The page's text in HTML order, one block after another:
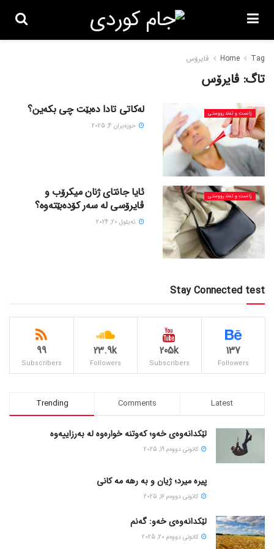
Home Tag ڤایرۆس
تاگ: ڤایرۆس
زانست و تەندرووستی لەکاتی تادا دەبێت چی بکەین؟
حوزه‌یران 4, 2025
زانست و تەندرووستی
ئایا جانتای ژنان میکرۆب و
ڤایرۆسی لە سەر کۆدەبێتەوە؟
ئه‌یلول 20, 2024
Stay Connected test
137
Followers
205k
Subscribers
23.9k
Followers
99
Subscribers
Trending Comments Latest
لێکدانەوەی خەو؛ کەوتنە خوارەوە لە بەرزاییەوە
كانونی دووه‌م 19, 2025
پیره میرد؛ ژیان و به رهه مه کانی
كانونی دووه‌م 16, 2025
لێکدانەوەی خەو: گەنم
كانونی دووه‌م 20, 2025